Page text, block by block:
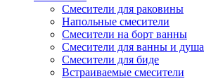
Смесители для раковины
Напольные смесители
Смесители на борт ванны
Смесители для ванны и душа
Смесители для биде
Встраиваемые смесители